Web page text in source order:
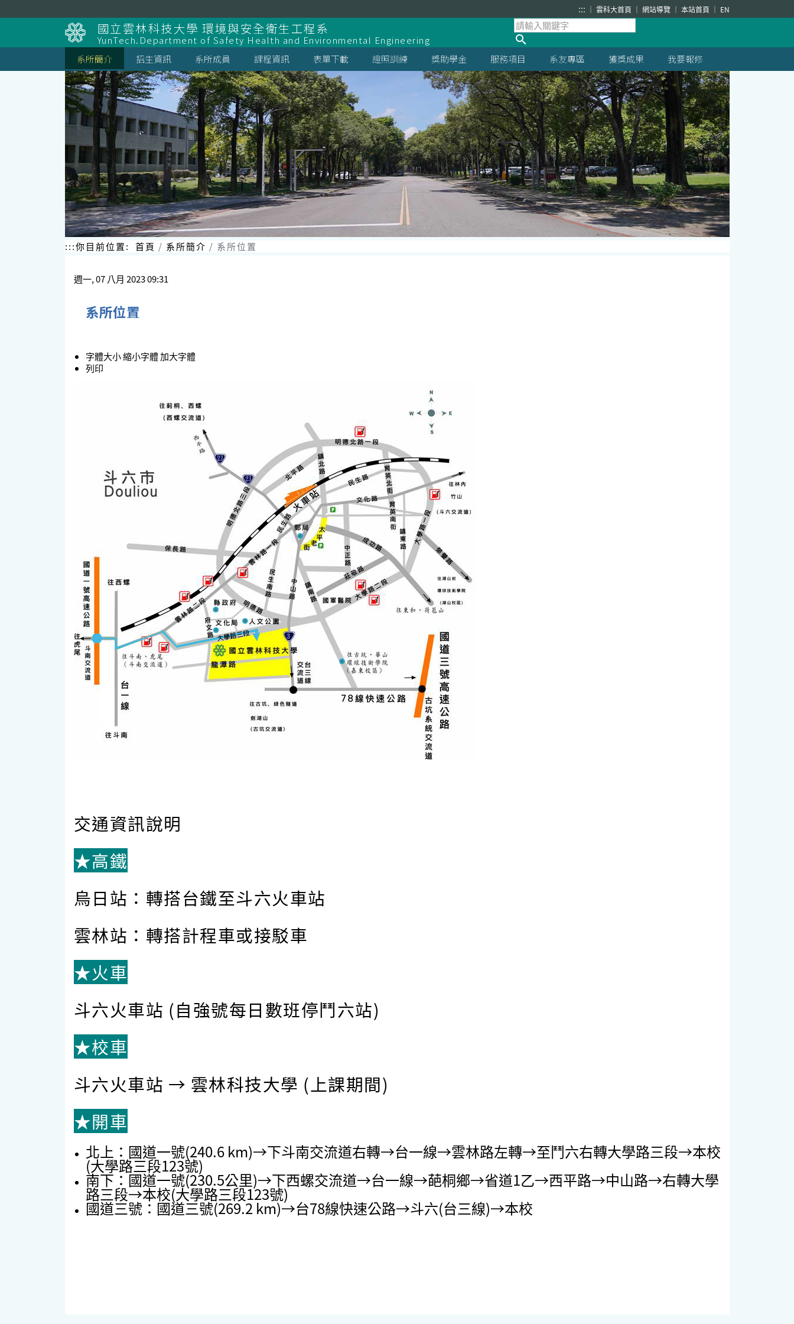
到
主
要
內
容
區
塊
::: 雲科大首頁 網站導覽 本站首頁 EN
國立雲林科技大學 環境與安全衛生工程系
YunTech.Department of Safety Health and Environmental Engineering
系所簡介
招生資訊 系所成員 課程資訊 表單下載 證照訓練 獎助學金 服務項目 系友專區 獲獎成果 我要報修
:::你目前位置: 首頁 系所簡介 系所位置
週一, 07 八月 2023 09:31
系所位置
字體大小縮小字體加大字體
列印
交通資訊說明
★高鐵
烏日站：轉搭台鐵至斗六火車站
雲林站：轉搭計程車或接駁車
★火車
斗六火車站 (自強號每日數班停鬥六站)
★校車
斗六火車站 → 雲林科技大學 (上課期間)
★開車
北上：國道一號(240.6 km)→下斗南交流道右轉→台一線→雲林路左轉→至鬥六右轉大學路三段→本校
(大學路三段123號)
南下：國道一號(230.5公里)→下西螺交流道→台一線→葩桐鄉→省道1乙→西平路→中山路→右轉大學
路三段→本校(大學路三段123號)
國道三號：國道三號(269.2 km)→台78線快速公路→斗六(台三線)→本校